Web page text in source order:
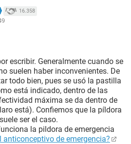
16.358
escribir. Generalmente cuando se
suelen haber inconvenientes. De
todo bien, pues se usó la pastilla
está indicado, dentro de las
máxima se da dentro de
está). Confiemos que la píldora
ser el caso.
la pildora de emergencia
de emergencia?